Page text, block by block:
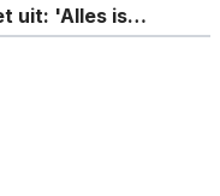
uit: 'Alles is